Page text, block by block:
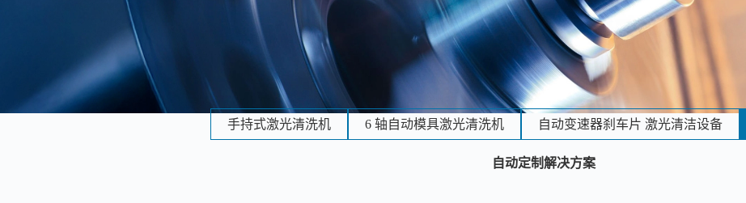
手持式激光清洗机 6 轴自动模具激光清洗机 自动变速器刹车片 激光清洁设备
自动定制解决方案